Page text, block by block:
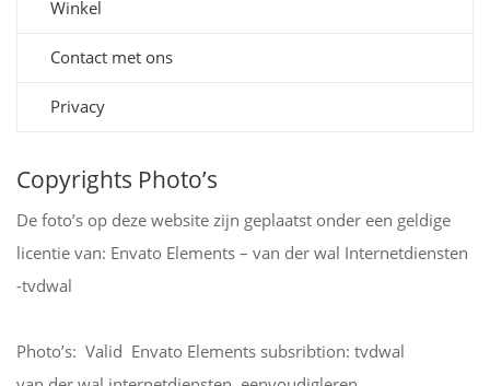
Winkel
Contact met ons
Privacy
Copyrights Photo’s
De foto’s op deze website zijn geplaatst onder een geldige
licentie van: Envato Elements – van der wal Internetdiensten
-tvdwal
Photo’s: Valid Envato Elements subsribtion: tvdwal